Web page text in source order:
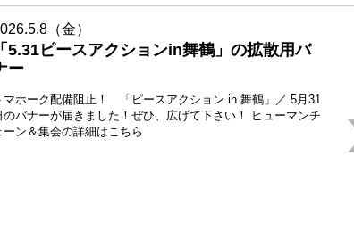
（金）
5.31ピースアクションin舞鶴」の拡散用バ
ー
マホーク配備阻止！ 「ピースアクション in 舞鶴」／ 5月31
のバナーが届きました！ぜひ、広げて下さい！ ヒューマンチ
ーン＆集会の詳細はこちら